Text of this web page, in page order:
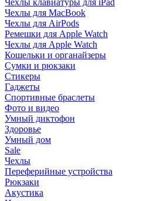
Чехлы клавиатуры для iPad
Чехлы для MacBook
Чехлы для AirPods
Ремешки для Apple Watch
Чехлы для Apple Watch
Кошельки и органайзеры
Сумки и рюкзаки
Стикеры
Гаджеты
Спортивные браслеты
Фото и видео
Умный диктофон
Здоровье
Умный дом
Sale
Чехлы
Переферийные устройства
Рюкзаки
Акустика